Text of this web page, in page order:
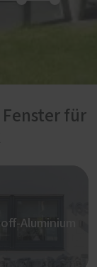
für
Aluminium